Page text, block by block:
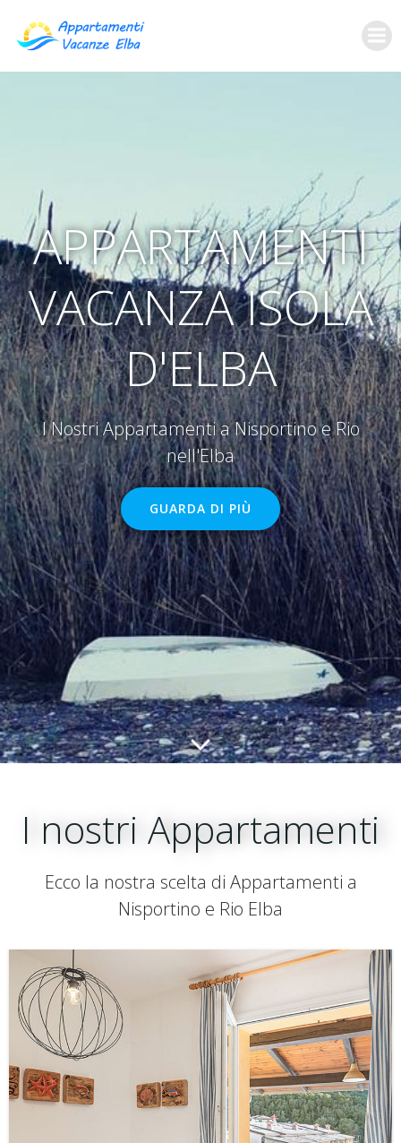
APPARTAMENTI
VACANZA ISOLA
D'ELBA
I Nostri Appartamenti a Nisportino e Rio
nell'Elba
GUARDA DI PIÙ
I nostri Appartamenti
Ecco la nostra scelta di Appartamenti a
Nisportino e Rio Elba